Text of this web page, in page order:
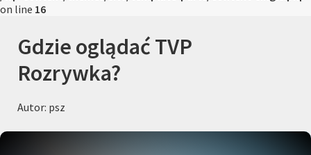
on line 16
Gdzie oglądać TVP
Rozrywka?
Autor: psz